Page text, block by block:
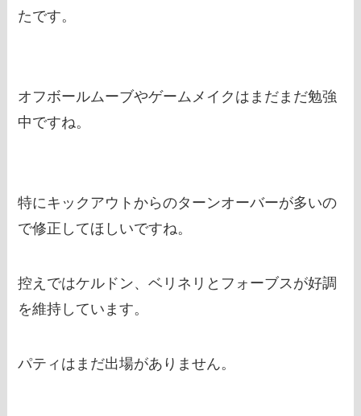
たです。
オフボールムーブやゲームメイクはまだまだ勉強
中ですね。
特にキックアウトからのターンオーバーが多いの
で修正してほしいですね。
控えではケルドン、ベリネリとフォーブスが好調
を維持しています。
パティはまだ出場がありません。